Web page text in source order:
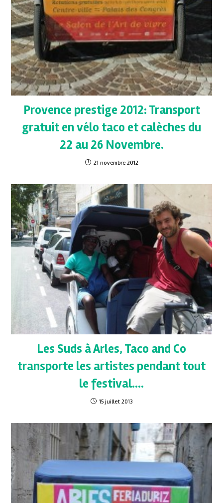
Provence prestige 2012: Transport
gratuit en vélo taco et calèches du
22 au 26 Novembre.
21 novembre 2012
Les Suds à Arles, Taco and Co
transporte les artistes pendant tout
le festival….
15 juillet 2013